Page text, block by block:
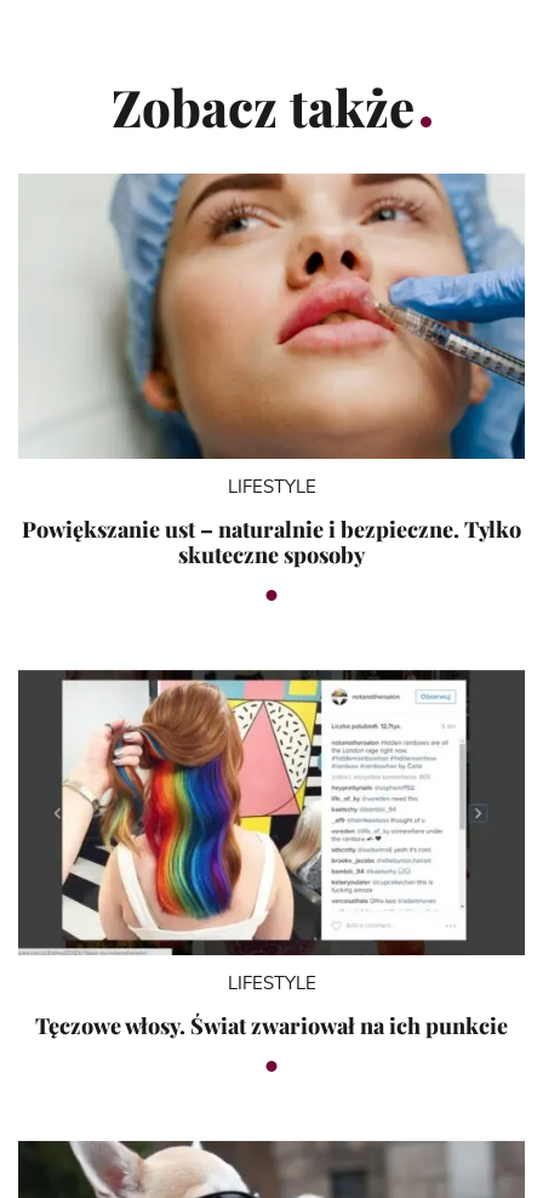
Zobacz także
LIFESTYLE
Powiększanie ust – naturalnie i bezpieczne. Tylko
skuteczne sposoby
LIFESTYLE
Tęczowe włosy. Świat zwariował na ich punkcie